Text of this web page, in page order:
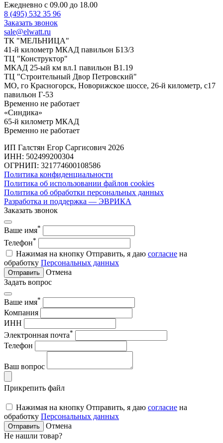
Ежедневно с 09.00 до 18.00
8 (495) 532 35 96
Заказать звонок
sale@elwatt.ru
ТК "МЕЛЬНИЦА"
41-й километр МКАД павильон Б13/3
ТЦ "Конструктор"
МКАД 25-ый км вл.1 павильон В1.19
ТЦ "Строительный Двор Петровский"
МО, го Красногорск, Новорижское шоссе, 26-й километр, с17
павильон Г-53
Временно не работает
«Синдика»
65-й километр МКАД
Временно не работает
ИП Галстян Егор Саргисович 2026
ИНН: 502499200304
ОГРНИП: 321774600108586
Политика конфиденциальности
Политика об использовании файлов cookies
Политика об обработки персональных данных
Разработка и поддержка — ЭВРИКА
Заказать звонок
Ваше имя*
Телефон*
Нажимая на кнопку Отправить, я даю согласие на
обработку Персональных данных
Отправить
Отмена
Задать вопрос
Ваше имя*
Компания
ИНН
Электронная почта*
Телефон
Ваш вопрос
Прикрепить файл
Нажимая на кнопку Отправить, я даю согласие на
обработку Персональных данных
Отправить
Отмена
Не нашли товар?